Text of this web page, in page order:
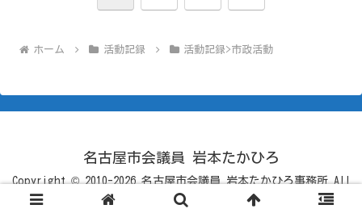
ホーム 活動記録 活動記録>市政活動
名古屋市会議員 岩本たかひろ
Copyright © 2010-2026 名古屋市会議員 岩本たかひろ事務所 All
Rights Reserved.